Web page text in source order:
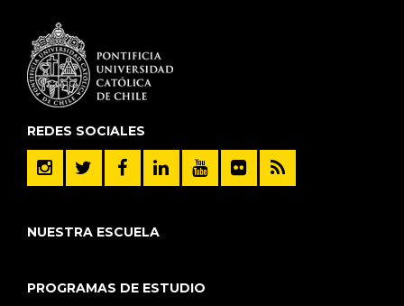
REDES SOCIALES
NUESTRA ESCUELA
PROGRAMAS DE ESTUDIO